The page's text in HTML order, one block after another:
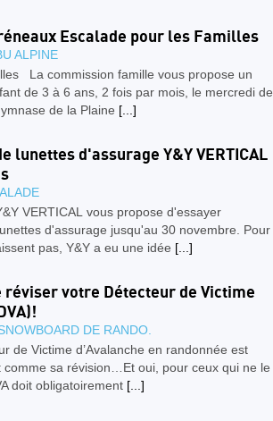
Escalade pour les Familles
ALPINE
La commission famille vous propose un
de 3 à 6 ans, 2 fois par mois, le mercredi de
de la Plaine [...]
lunettes d'assurage Y&Y VERTICAL
VERTICAL vous propose d'essayer
d'assurage jusqu'au 30 novembre. Pour
pas, Y&Y a eu une idée [...]
réviser votre Détecteur de Victime
DE RANDO.
de Victime d’Avalanche en randonnée est
comme sa révision…Et oui, pour ceux qui ne le
doit obligatoirement [...]